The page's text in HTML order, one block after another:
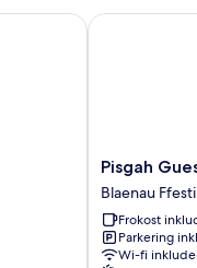
Pisgah
Guest
House
Snowdonia
Blaenau
Ffestiniog
Pisgah
Blaenau
Frokost
Parkering
Wi-fi
Pisgah Guest